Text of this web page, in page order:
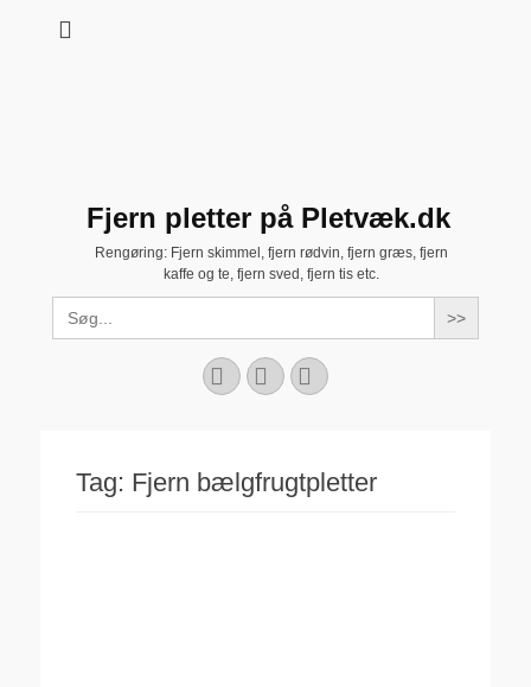
Fjern pletter på Pletvæk.dk
Rengøring: Fjern skimmel, fjern rødvin, fjern græs, fjern
kaffe og te, fjern sved, fjern tis etc.
Search
for:
Facebook
YouTubeInstagram
Tag: Fjern bælgfrugtpletter